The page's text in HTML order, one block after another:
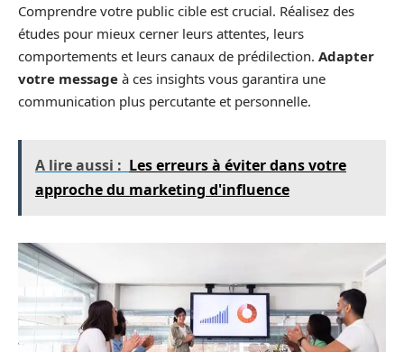
Comprendre votre public cible est crucial. Réalisez des
études pour mieux cerner leurs attentes, leurs
comportements et leurs canaux de prédilection. Adapter
votre message à ces insights vous garantira une
communication plus percutante et personnelle.
A lire aussi : Les erreurs à éviter dans votre
approche du marketing d'influence